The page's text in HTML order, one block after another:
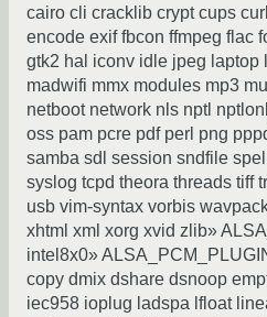
cairo cli cracklib crypt cups
encode exif fbcon ffmpeg flac
gtk2 hal iconv idle jpeg laptop
madwifi mmx modules mp3
netboot network nls nptl
oss pam pcre pdf perl png
samba sdl session sndfile
syslog tcpd theora threads tiff
usb vim-syntax vorbis
xhtml xml xorg xvid zlib»
intel8x0»
copy dmix dshare dsnoop
iec958 ioplug ladspa lfloat